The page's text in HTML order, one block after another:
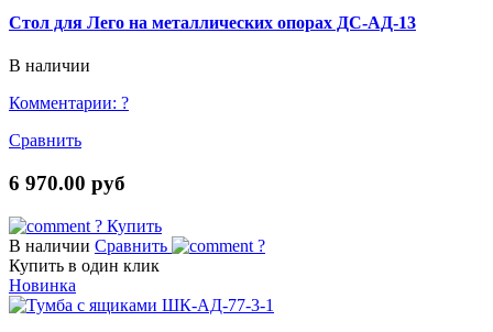
Стол для Лего на металлических опорах ДС-АД-13
В наличии
Комментарии: ?
Сравнить
6 970.00 руб
? Купить
В наличии Сравнить
?
Купить в один клик
Новинка